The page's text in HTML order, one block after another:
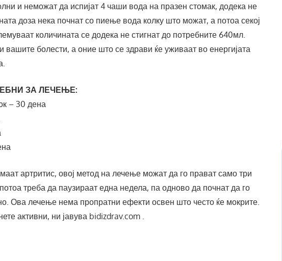
и неможат да испијат 4 чаши вода на празен стомак, додека не
доза нека почнат со пиење вода колку што можат, а потоа секој
количината се додека не стигнат до потребните 640мл.
вашите болести, а оние што се здрави ќе уживаат во енергијата
ЗА ЛЕЧЕЊЕ:
– 30 дена
артритис, овој метод на лечење можат да го прават само три
треба да паузираат една недела, па одново да почнат да го
Ова лечење нема пропратни ефекти освен што често ќе мокрите.
активни, ни јавува bidizdrav.com .